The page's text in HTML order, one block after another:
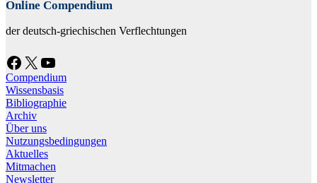
Online Compendium
der deutsch-griechischen Verflechtungen
Facebook X YouTube
Compendium
Wissensbasis
Bibliographie
Archiv
Über uns
Nutzungsbedingungen
Aktuelles
Mitmachen
Newsletter